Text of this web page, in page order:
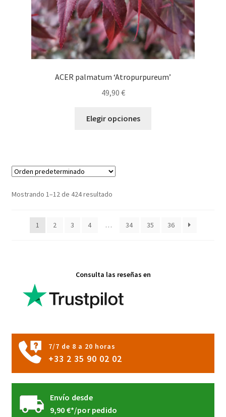
de
producto
ACER palmatum ‘Atropurpureum’
49,90 €
Elegir opciones
elegir
Mostrando 1–12 de 424 resultado
1 2 3 4 … 34 35 36
Consulta las reseñas en
7/7 de 8 a 20 horas
+33 2 35 90 02 02
Envío desde
9,90 €*/por pedido